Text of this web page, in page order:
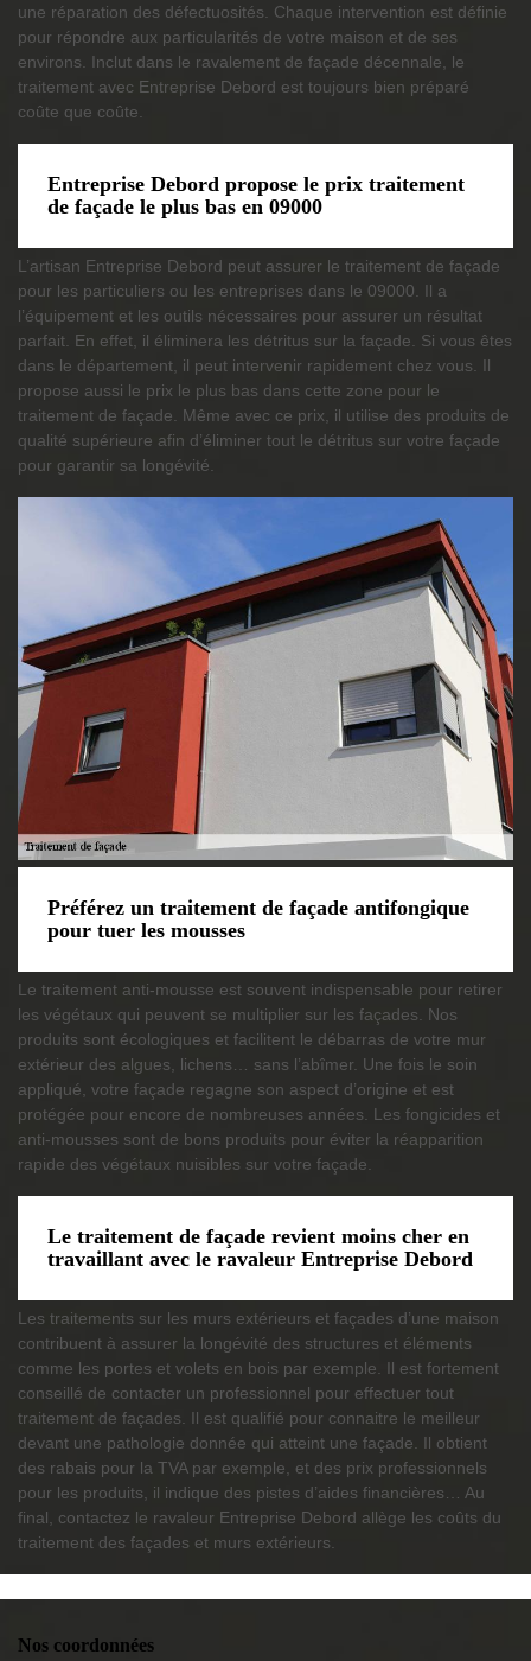
une réparation des défectuosités. Chaque intervention est définie
pour répondre aux particularités de votre maison et de ses
environs. Inclut dans le ravalement de façade décennale, le
traitement avec Entreprise Debord est toujours bien préparé
coûte que coûte.
Entreprise Debord propose le prix traitement
de façade le plus bas en 09000
L’artisan Entreprise Debord peut assurer le traitement de façade
pour les particuliers ou les entreprises dans le 09000. Il a
l’équipement et les outils nécessaires pour assurer un résultat
parfait. En effet, il éliminera les détritus sur la façade. Si vous êtes
dans le département, il peut intervenir rapidement chez vous. Il
propose aussi le prix le plus bas dans cette zone pour le
traitement de façade. Même avec ce prix, il utilise des produits de
qualité supérieure afin d’éliminer tout le détritus sur votre façade
pour garantir sa longévité.
Préférez un traitement de façade antifongique
pour tuer les mousses
Le traitement anti-mousse est souvent indispensable pour retirer
les végétaux qui peuvent se multiplier sur les façades. Nos
produits sont écologiques et facilitent le débarras de votre mur
extérieur des algues, lichens… sans l’abîmer. Une fois le soin
appliqué, votre façade regagne son aspect d’origine et est
protégée pour encore de nombreuses années. Les fongicides et
anti-mousses sont de bons produits pour éviter la réapparition
rapide des végétaux nuisibles sur votre façade.
Le traitement de façade revient moins cher en
travaillant avec le ravaleur Entreprise Debord
Les traitements sur les murs extérieurs et façades d’une maison
contribuent à assurer la longévité des structures et éléments
comme les portes et volets en bois par exemple. Il est fortement
conseillé de contacter un professionnel pour effectuer tout
traitement de façades. Il est qualifié pour connaitre le meilleur
devant une pathologie donnée qui atteint une façade. Il obtient
des rabais pour la TVA par exemple, et des prix professionnels
pour les produits, il indique des pistes d’aides financières… Au
final, contactez le ravaleur Entreprise Debord allège les coûts du
traitement des façades et murs extérieurs.
Nos coordonnées